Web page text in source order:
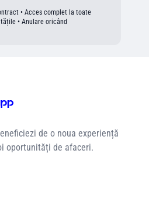
• Acces complet la toate
• Anulare oricând
de o noua experiență
oportunități de afaceri.